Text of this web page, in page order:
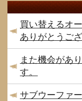
買い替えるオ
ありがとうご
また機会があ
す。
サブウーファ